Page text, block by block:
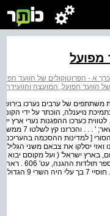
מפועל
הפועל, המועצה והוועידה כרך א' (דצמבר
בתמיכת נויענלה, הוכתר על ידי
הסורי נה
ואזי יסלקו את צבאם משני
בדרום, בארץ ישראל' ( ועל